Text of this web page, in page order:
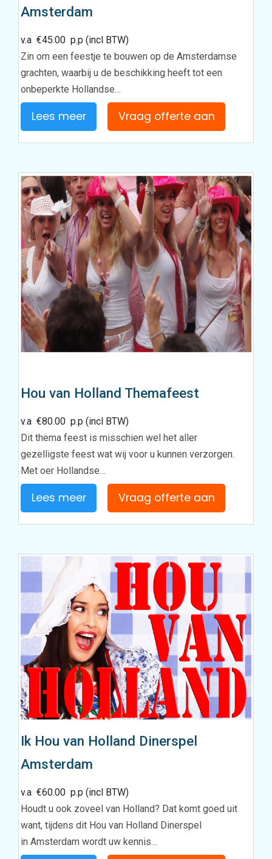
Amsterdam
v.a€45.00 p.p (incl BTW)
Zin om een feestje te bouwen op de Amsterdamse
grachten, waarbij u de beschikking heeft tot een
onbeperkte Hollandse…
Lees meer Vraag offerte aan
Hou van Holland Themafeest
v.a€80.00 p.p (incl BTW)
Dit thema feest is misschien wel het aller
gezelligste feest wat wij voor u kunnen verzorgen.
Met oer Hollandse…
Lees meer Vraag offerte aan
Ik Hou van Holland Dinerspel
Amsterdam
v.a€60.00 p.p (incl BTW)
Houdt u ook zoveel van Holland? Dat komt goed uit
want, tijdens dit Hou van Holland Dinerspel
in Amsterdam wordt uw kennis…